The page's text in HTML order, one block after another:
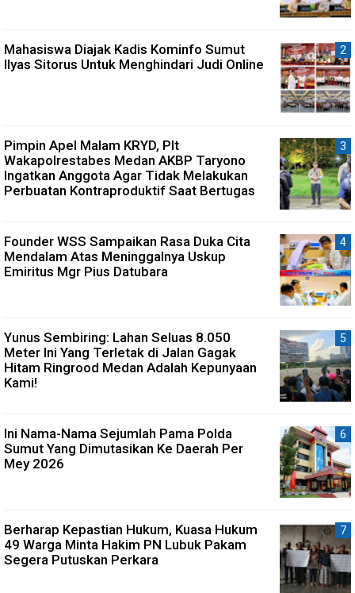
Mahasiswa Diajak Kadis Kominfo Sumut
Ilyas Sitorus Untuk Menghindari Judi Online
Pimpin Apel Malam KRYD, Plt
Wakapolrestabes Medan AKBP Taryono
Ingatkan Anggota Agar Tidak Melakukan
Perbuatan Kontraproduktif Saat Bertugas
Founder WSS Sampaikan Rasa Duka Cita
Mendalam Atas Meninggalnya Uskup
Emiritus Mgr Pius Datubara
Yunus Sembiring: Lahan Seluas 8.050
Meter Ini Yang Terletak di Jalan Gagak
Hitam Ringrood Medan Adalah Kepunyaan
Kami!
Ini Nama-Nama Sejumlah Pama Polda
Sumut Yang Dimutasikan Ke Daerah Per
Mey 2026
Berharap Kepastian Hukum, Kuasa Hukum
49 Warga Minta Hakim PN Lubuk Pakam
Segera Putuskan Perkara